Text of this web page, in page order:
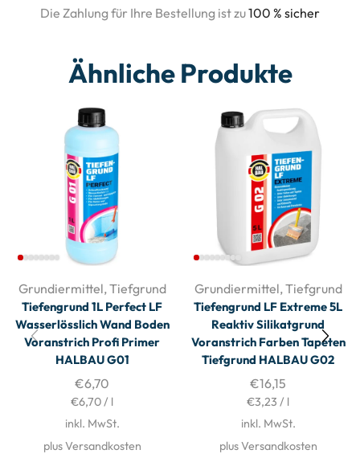
Die Zahlung für Ihre Bestellung ist zu100 % sicher
Ähnliche Produkte
Grundiermittel, Tiefgrund
Tiefengrund 1L Perfect LF
Wasserlösslich Wand Boden
Voranstrich Profi Primer
HALBAU G01
€6,70
€6,70 / l
inkl. MwSt.
plus Versandkosten
Grundiermittel, Tiefgrund
Tiefengrund LF Extreme 5L
Reaktiv Silikatgrund
Voranstrich Farben Tapeten
Tiefgrund HALBAU G02
€16,15
€3,23 / l
inkl. MwSt.
plus Versandkosten